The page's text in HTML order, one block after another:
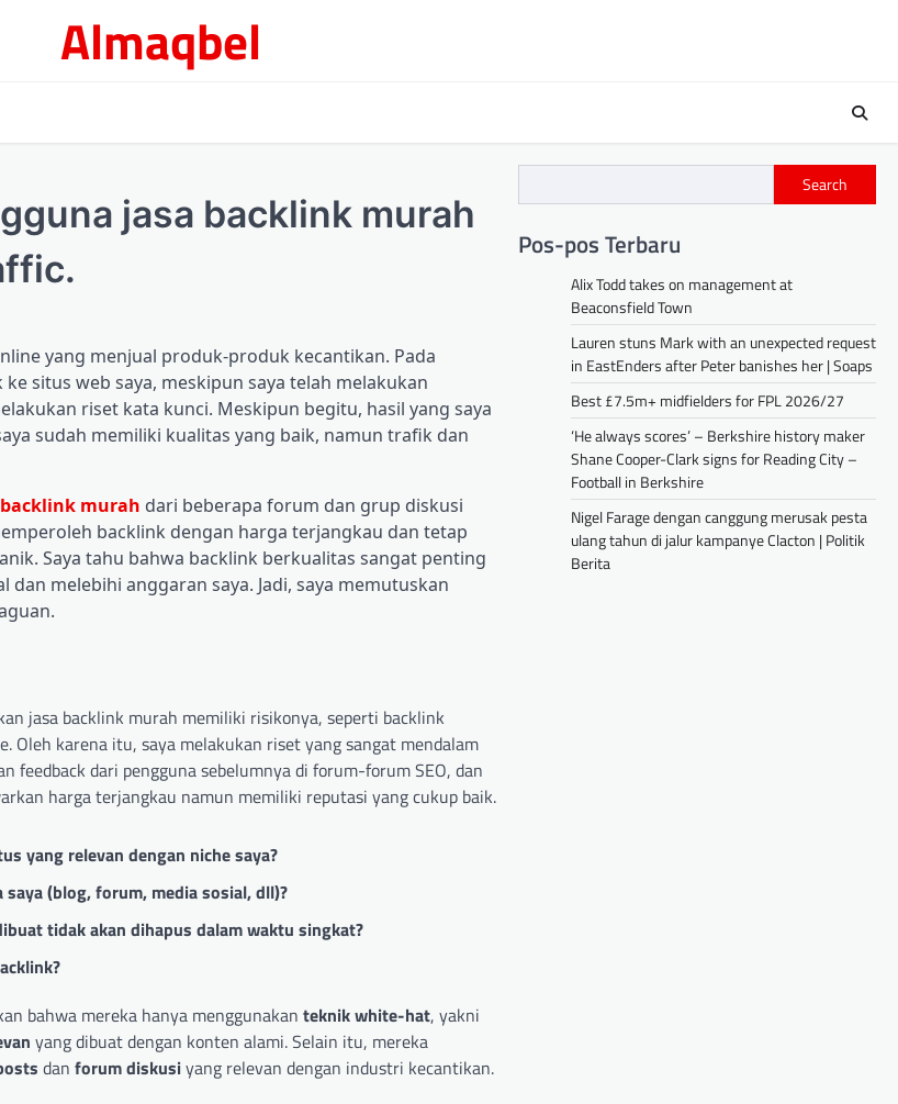
Almaqbel
jasa backlink murah
yang menjual produk-produk kecantikan. Pada
situs web saya, meskipun saya telah melakukan
riset kata kunci. Meskipun begitu, hasil yang saya
sudah memiliki kualitas yang baik, namun trafik dan
murah dari beberapa forum dan grup diskusi
backlink dengan harga terjangkau dan tetap
Saya tahu bahwa backlink berkualitas sangat penting
melebihi anggaran saya. Jadi, saya memutuskan
jasa backlink murah memiliki risikonya, seperti backlink
Oleh karena itu, saya melakukan riset yang sangat mendalam
feedback dari pengguna sebelumnya di forum-forum SEO, dan
harga terjangkau namun memiliki reputasi yang cukup baik.
yang relevan dengan niche saya?
(blog, forum, media sosial, dll)?
tidak akan dihapus dalam waktu singkat?
bahwa mereka hanya menggunakan teknik white-hat, yakni
yang dibuat dengan konten alami. Selain itu, mereka
dan forum diskusiyang relevan dengan industri kecantikan.
Search
Pos-pos Terbaru
Alix Todd takes on management at
Beaconsfield Town
Lauren stuns Mark with an unexpected request
in EastEnders after Peter banishes her | Soaps
Best £7.5m+ midfielders for FPL 2026/27
‘He always scores’ – Berkshire history maker
Shane Cooper-Clark signs for Reading City –
Football in Berkshire
Nigel Farage dengan canggung merusak pesta
ulang tahun di jalur kampanye Clacton | Politik
Berita